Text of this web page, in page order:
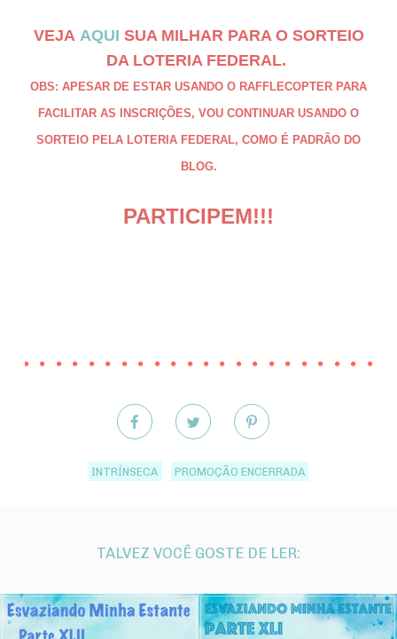
VEJA AQUI SUA MILHAR PARA O SORTEIO
DA LOTERIA FEDERAL.
OBS: APESAR DE ESTAR USANDO O RAFFLECOPTER PARA
FACILITAR AS INSCRIÇÕES, VOU CONTINUAR USANDO O
SORTEIO PELA LOTERIA FEDERAL, COMO É PADRÃO DO
BLOG.
PARTICIPEM!!!
INTRÍNSECA PROMOÇÃO ENCERRADA
TALVEZ VOCÊ GOSTE DE LER: